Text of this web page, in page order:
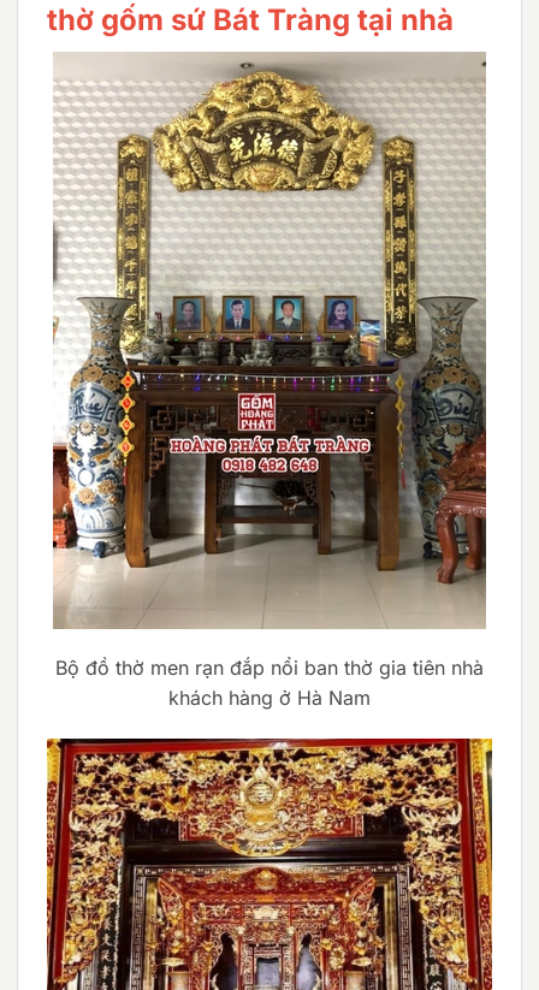
thờ gốm sứ Bát Tràng tại nhà
Bộ đồ thờ men rạn đắp nổi ban thờ gia tiên nhà
khách hàng ở Hà Nam